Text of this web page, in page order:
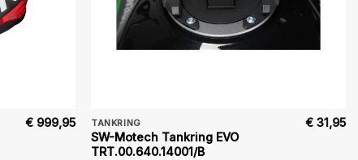
€999,95 TANKRING
SW-Motech Tankring EVO
TRT.00.640.14001/B
€ 31,95